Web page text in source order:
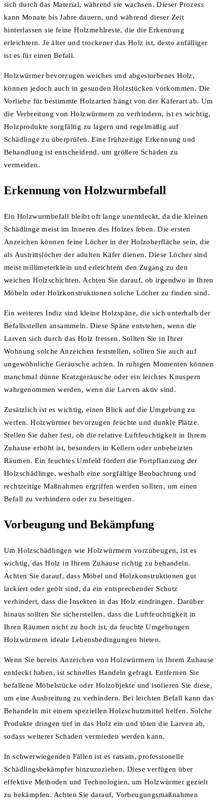
sich durch das Material, während sie wachsen. Dieser Prozess
kann Monate bis Jahre dauern, und während dieser Zeit
hinterlassen sie feine Holzmehlreste, die die Erkennung
erleichtern. Je älter und trockener das Holz ist, desto anfälliger
ist es für einen Befall.
Holzwürmer bevorzugen weiches und abgestorbenes Holz,
können jedoch auch in gesunden Holzstücken vorkommen. Die
Vorliebe für bestimmte Holzarten hängt von der Käferart ab. Um
die Verbreitung von Holzwürmern zu verhindern, ist es wichtig,
Holzprodukte sorgfältig zu lagern und regelmäßig auf
Schädlinge zu überprüfen. Eine frühzeitige Erkennung und
Behandlung ist entscheidend, um größere Schäden zu
vermeiden.
Erkennung von Holzwurmbefall
Ein Holzwurmbefall bleibt oft lange unentdeckt, da die kleinen
Schädlinge meist im Inneren des Holzes leben. Die ersten
Anzeichen können feine Löcher in der Holzoberfläche sein, die
als Austrittslöcher der adulten Käfer dienen. Diese Löcher sind
meist millimeterklein und erleichtern den Zugang zu den
weichen Holzschichten. Achten Sie darauf, ob irgendwo in Ihren
Möbeln oder Holzkonstruktionen solche Löcher zu finden sind.
Ein weiteres Indiz sind kleine Holzspäne, die sich unterhalb der
Befallsstellen ansammeln. Diese Späne entstehen, wenn die
Larven sich durch das Holz fressen. Sollten Sie in Ihrer
Wohnung solche Anzeichen feststellen, sollten Sie auch auf
ungewöhnliche Geräusche achten. In ruhigen Momenten können
manchmal dünne Kratzgeräusche oder ein leichtes Knuspern
wahrgenommen werden, wenn die Larven aktiv sind.
Zusätzlich ist es wichtig, einen Blick auf die Umgebung zu
werfen. Holzwürmer bevorzugen feuchte und dunkle Plätze.
Stellen Sie daher fest, ob die relative Luftfeuchtigkeit in Ihrem
Zuhause erhöht ist, besonders in Kellern oder unbeheizten
Räumen. Ein feuchtes Umfeld fördert die Fortpflanzung der
Holzschädlinge, weshalb eine sorgfältige Beobachtung und
rechtzeitige Maßnahmen ergriffen werden sollten, um einen
Befall zu verhindern oder zu beseitigen.
Vorbeugung und Bekämpfung
Um Holzschädlingen wie Holzwürmern vorzubeugen, ist es
wichtig, das Holz in Ihrem Zuhause richtig zu behandeln.
Achten Sie darauf, dass Möbel und Holzkonstruktionen gut
lackiert oder geölt sind, da ein entsprechender Schutz
verhindert, dass die Insekten in das Holz eindringen. Darüber
hinaus sollten Sie sicherstellen, dass die Luftfeuchtigkeit in
Ihren Räumen nicht zu hoch ist, da feuchte Umgebungen
Holzwürmern ideale Lebensbedingungen bieten.
Wenn Sie bereits Anzeichen von Holzwürmern in Ihrem Zuhause
entdeckt haben, ist schnelles Handeln gefragt. Entfernen Sie
befallene Möbelstücke oder Holzobjekte und isolieren Sie diese,
um eine Ausbreitung zu verhindern. Bei leichten Befall kann das
Behandeln mit einem speziellen Holzschutzmittel helfen. Solche
Produkte dringen tief in das Holz ein und töten die Larven ab,
sodass weiterer Schaden vermieden werden kann.
In schwerwiegenden Fällen ist es ratsam, professionelle
Schädlingsbekämpfer hinzuzuziehen. Diese verfügen über
effektive Methoden und Technologien, um Holzwürmer gezielt
zu bekämpfen. Achten Sie darauf, Vorbeugungsmaßnahmen